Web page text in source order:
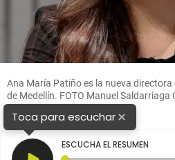
Ana María Patiño es la nueva
de Medellín. FOTO Manuel Saldarriaga
Toca para escuchar×
ESCUCHA EL RESUMEN